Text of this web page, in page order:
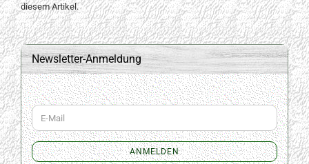
diesem Artikel.
Newsletter-Anmeldung
WEITER
ZUR
NEWSLETTER-
ANMELDUNG
E-
Mail
ANMELDEN